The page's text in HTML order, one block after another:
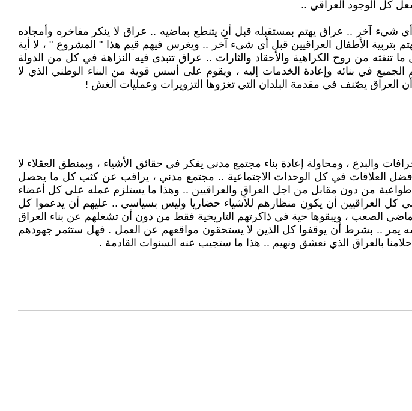
كل الوجود العراقي ..
شيء آخر .. عراق يهتم بمستقبله قبل أن يتنطع بماضيه .. عراق لا ينكر مفاخره وأمجاده
بتربية الأطفال العراقيين قبل أي شيء آخر .. ويغرس فيهم قيم هذا " المشروع " ، لا أية
من روح الكراهية والأحقاد والثارات .. عراق تتبدى فيه النزاهة في كل من الدولة
في بنائه وإعادة الخدمات إليه ، ويقوم على أسس قوية من البناء الوطني الذي لا
، أن العراق يصّنف في مقدمة البلدان التي تغزوها التزويرات وعمليات الغش !
والبدع ، ومحاولة إعادة بناء مجتمع مدني يفكر في حقائق الأشياء ، وبمنطق العقلاء لا
أفضل العلاقات في كل الوحدات الاجتماعية .. مجتمع مدني ، يراقب عن كثب كل ما يحصل
من دون مقابل من اجل العراق والعراقيين .. وهذا ما يستلزم عمله على كل أعضاء
كل العراقيين أن يكون منظارهم للأشياء حضاريا وليس بسياسي .. عليهم أن يدعموا كل
الصعب ، ويبقوها حية في ذاكرتهم التاريخية فقط من دون أن تشغلهم عن بناء العراق
يمر .. بشرط أن يوقفوا كل الذين لا يستحقون مواقعهم عن العمل . فهل ستثمر جهودهم
بالعراق الذي نعشق ونهيم .. هذا ما ستجيب عنه السنوات القادمة .